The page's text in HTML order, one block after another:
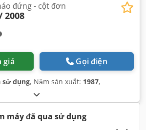
đứng - cột đơn
2008
giá Gọi điện
sử dụng, Năm sản xuất: 1987,
máy đã qua sử dụng